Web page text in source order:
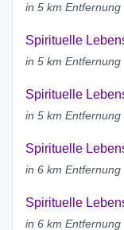
in 5 km Entfernung
Spirituelle
in 5 km Entfernung
Spirituelle
in 5 km Entfernung
Spirituelle
in 6 km Entfernung
Spirituelle
in 6 km Entfernung